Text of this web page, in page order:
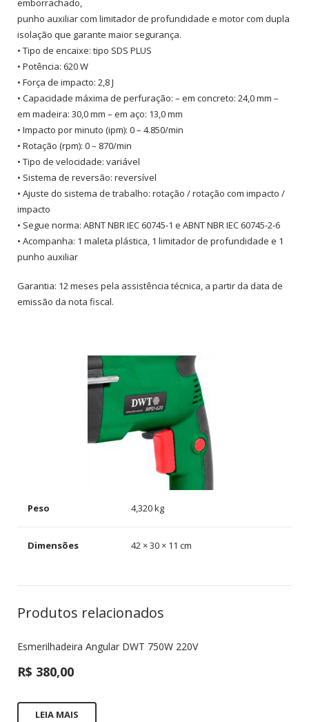
punho auxiliar com limitador de profundidade e motor com dupla
isolação que garante maior segurança.
• Tipo de encaixe: tipo SDS PLUS
• Potência: 620 W
• Força de impacto: 2,8 J
• Capacidade máxima de perfuração: – em concreto: 24,0 mm –
em madeira: 30,0 mm – em aço: 13,0 mm
• Impacto por minuto (ipm): 0 – 4.850/min
• Rotação (rpm): 0 – 870/min
• Tipo de velocidade: variável
• Sistema de reversão: reversível
• Ajuste do sistema de trabalho: rotação / rotação com impacto /
impacto
• Segue norma: ABNT NBR IEC 60745-1 e ABNT NBR IEC 60745-2-6
• Acompanha: 1 maleta plástica, 1 limitador de profundidade e 1
punho auxiliar
Garantia: 12 meses pela assistência técnica, a partir da data de
emissão da nota fiscal.
Peso 4,320 kg
Dimensões 42 × 30 × 11 cm
Produtos relacionados
Esmerilhadeira Angular DWT 750W 220V
R$ 380,00
LEIA MAIS